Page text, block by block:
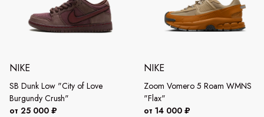
NIKE
SB Dunk Low "City of Love
Burgundy Crush"
от 25 000 ₽
NIKE
Zoom Vomero 5 Roam WMNS
"Flax"
от 14 000 ₽